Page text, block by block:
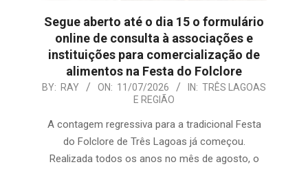
Segue aberto até o dia 15 o formulário
online de consulta à associações e
instituições para comercialização de
alimentos na Festa do Folclore
2026-
11
BY: RAY ON: 11/07/2026 IN: TRÊS LAGOAS
E REGIÃO
A contagem regressiva para a tradicional Festa
do Folclore de Três Lagoas já começou.
Realizada todos os anos no mês de agosto, o